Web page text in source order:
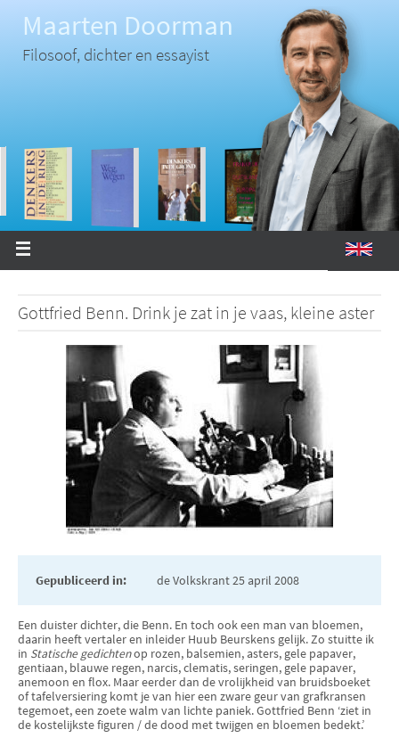
inhoud
Maarten Doorman
Filosoof, dichter en essayist
Gottfried Benn. Drink je zat in je vaas, kleine aster
Gepubliceerd in: de Volkskrant 25 april 2008
Een duister dichter, die Benn. En toch ook een man van bloemen,
daarin heeft vertaler en inleider Huub Beurskens gelijk. Zo stuitte ik
in Statische gedichtenop rozen, balsemien, asters, gele papaver,
gentiaan, blauwe regen, narcis, clematis, seringen, gele papaver,
anemoon en flox. Maar eerder dan de vrolijkheid van bruidsboeket
of tafelversiering komt je van hier een zware geur van grafkransen
tegemoet, een zoete walm van lichte paniek. Gottfried Benn ‘ziet in
de kostelijkste figuren / de dood met twijgen en bloemen bedekt.’